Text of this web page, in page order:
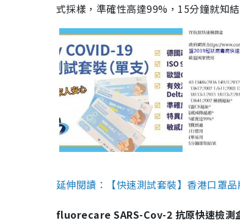
式採樣，準確性高達99%，15分鐘就知
延伸閱讀：【快速測試套裝】香港口罩
fluorecare SARS-Cov-2 抗原快速檢測